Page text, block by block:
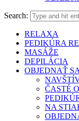
Search:
RELAXA
PEDIKÚRA
MASÁŽE
DEPILÁCIA
OBJEDNAŤ
ČASTÉ
NA